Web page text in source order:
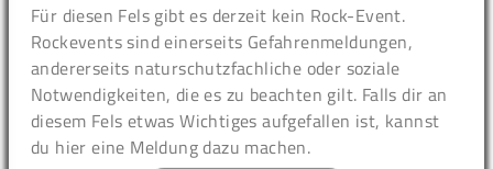
Für diesen Fels gibt es derzeit kein Rock-Event.
Rockevents sind einerseits Gefahrenmeldungen,
andererseits naturschutzfachliche oder soziale
Notwendigkeiten, die es zu beachten gilt. Falls dir an
diesem Fels etwas Wichtiges aufgefallen ist, kannst
du hier eine Meldung dazu machen.